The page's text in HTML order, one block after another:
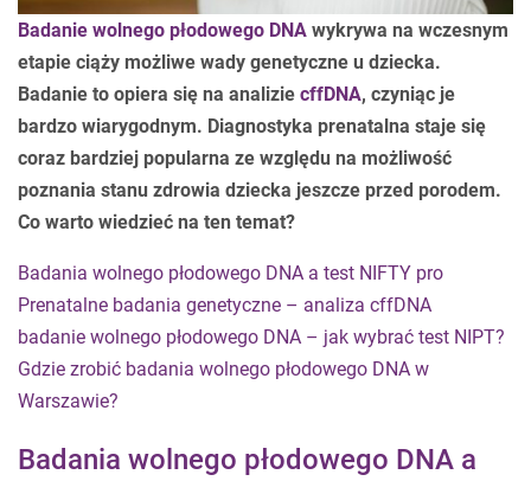
Badanie wolnego płodowego DNA wykrywa na wczesnym
etapie ciąży możliwe wady genetyczne u dziecka.
Badanie to opiera się na analizie cffDNA, czyniąc je
bardzo wiarygodnym. Diagnostyka prenatalna staje się
coraz bardziej popularna ze względu na możliwość
poznania stanu zdrowia dziecka jeszcze przed porodem.
Co warto wiedzieć na ten temat?
Badania wolnego płodowego DNA a test NIFTY pro
Prenatalne badania genetyczne – analiza cffDNA
badanie wolnego płodowego DNA – jak wybrać test NIPT?
Gdzie zrobić badania wolnego płodowego DNA w
Warszawie?
Badania wolnego płodowego DNA a